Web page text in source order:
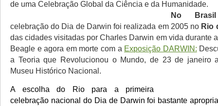
de uma Celebração Global da Ciência e da Humanidade
No Brasil
celebração do Dia de Darwin foi realizada em 2005 no Rio
das cidades visitadas por Charles Darwin em vida durante
Beagle e agora em morte com a Exposição DARWIN:
a Teoria que Revolucionou o Mundo, de 23 de janeiro
Museu Histórico Nacional.
A escolha do Riopara a primeira
celebração nacional do Dia de Darwin foi bastante